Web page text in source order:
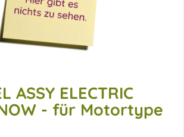
ASSY ELECTRIC
- für Motortype